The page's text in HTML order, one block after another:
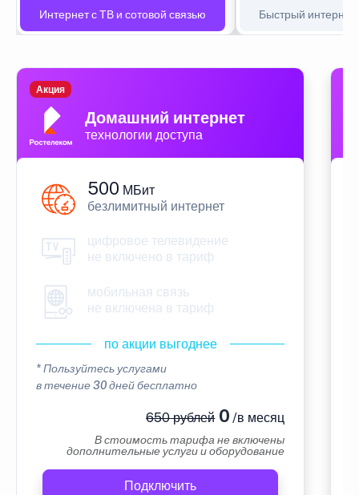
Интернет с ТВ и сотовой связью Быстрый интернет
Домашний интернет
технологии доступа
Акция
500 МБит
безлимитный интернет
цифровое телевидение
не включено в тариф
мобильная связь
не включена в тариф
по акции выгоднее
* Пользуйтесь услугами
в течение 30 дней бесплатно
650 рублей0 /в месяц
В стоимость тарифа не включены
дополнительные услуги и оборудование
Подключить